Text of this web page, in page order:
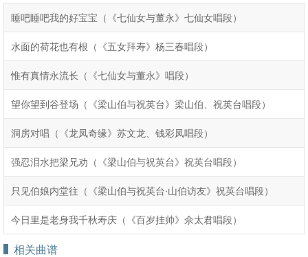
睡吧睡吧我的好宝宝（《七仙女与董永》七仙女唱段）
水面的荷花也有根（《五女拜寿》杨三春唱段）
惟有真情永流长（《七仙女与董永》唱段）
望你望到谷登场（《梁山伯与祝英台》梁山伯、祝英台唱段）
洞房对唱（《龙凤奇缘》苏文龙、钱彩凤唱段）
强忍泪水把梁兄劝（《梁山伯与祝英台》祝英台唱段）
只见伯娘内堂往（《梁山伯与祝英台·山伯访友》祝英台唱段）
今日里是老身我千秋寿庆（《百岁挂帅》佘太君唱段）
相关曲谱